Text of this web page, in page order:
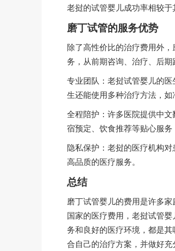
老挝的试管婴儿成功率相较于
磨丁试管的服务优势
除了高性价比的治疗费用外
务，从前期咨询、治疗、后
专业团队：老挝试管婴儿的
生还能使用多种治疗方法，
全程陪护：许多医院提供中
宿预定、饮食推荐等贴心服务
隐私保护：老挝的医疗机构
高品质的医疗服务。
总结
磨丁试管婴儿的费用是许多
国家的医疗费用，老挝试管
务和良好的医疗环境，都是
合自己的治疗方案，并做好充